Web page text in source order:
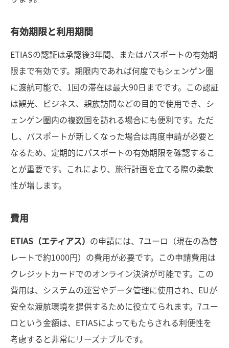
有効期限と利用期間
ETIASの認証は承認後3年間、またはパスポートの有効期
限まで有効です。期限内であれば何度でもシェンゲン圏
に渡航可能で、1回の滞在は最大90日までです。この認証
は観光、ビジネス、親族訪問などの目的で使用でき、シ
ェンゲン圏内の複数国を訪れる場合にも便利です。ただ
し、パスポートが新しくなった場合は再度申請が必要と
なるため、定期的にパスポートの有効期限を確認するこ
とが重要です。これにより、旅行計画を立てる際の柔軟
性が増します。
費用
ETIAS（エティアス） の申請には、7ユーロ（現在の為替
レートで約1000円）の費用が必要です。この申請費用は
クレジットカードでのオンライン決済が可能です。この
費用は、システムの運営やデータ管理に使用され、EUが
安全な渡航環境を提供するために役立てられます。7ユー
ロという金額は、ETIASによってもたらされる利便性を
考慮すると非常にリーズナブルです。